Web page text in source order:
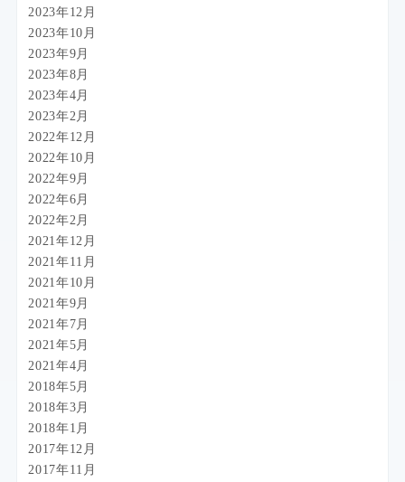
2023年12月
2023年10月
2023年9月
2023年8月
2023年4月
2023年2月
2022年12月
2022年10月
2022年9月
2022年6月
2022年2月
2021年12月
2021年11月
2021年10月
2021年9月
2021年7月
2021年5月
2021年4月
2018年5月
2018年3月
2018年1月
2017年12月
2017年11月